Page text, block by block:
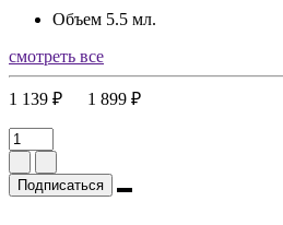
Объем 5.5 мл.
смотреть все
1 139 ₽ 1 899 ₽
Подписаться